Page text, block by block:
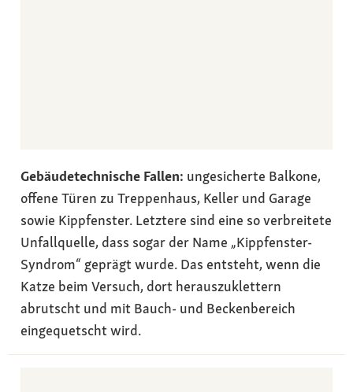
Gebäudetechnische Fallen: ungesicherte Balkone,
offene Türen zu Treppenhaus, Keller und Garage
sowie Kippfenster. Letztere sind eine so verbreitete
Unfallquelle, dass sogar der Name „Kippfenster-
Syndrom“ geprägt wurde. Das entsteht, wenn die
Katze beim Versuch, dort herauszuklettern
abrutscht und mit Bauch- und Beckenbereich
eingequetscht wird.